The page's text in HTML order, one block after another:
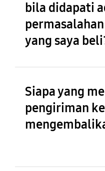
bila didapati
yang saya
Siapa yang
pengiriman